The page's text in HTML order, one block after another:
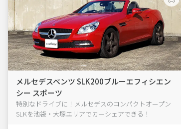
メルセデスベンツ SLK200ブルーエフィシエン
シー スポーツ
特別なドライブに！メルセデスのコンパクトオープン
SLKを池袋・大塚エリアでカーシェアできる！